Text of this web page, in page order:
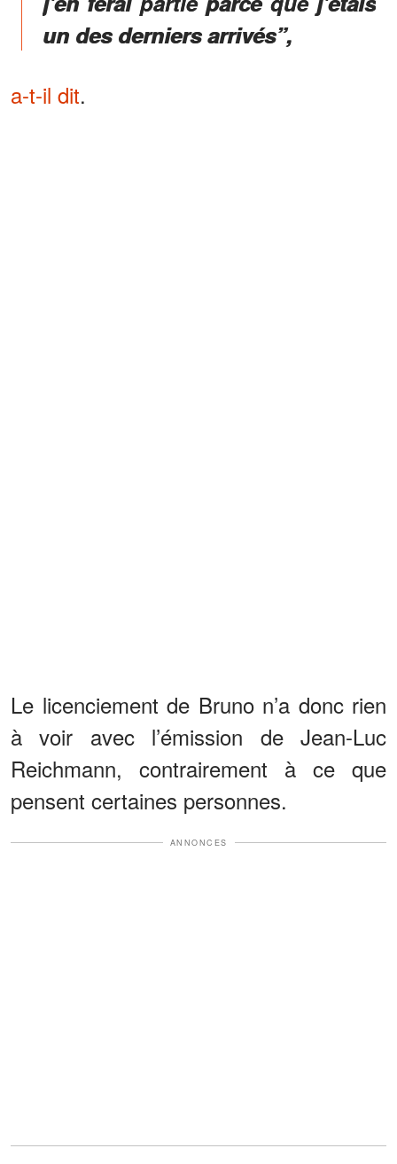
un des derniers arrivés”,
a-t-il dit.
Le licenciement de Bruno n’a donc rien
à voir avec l’émission de Jean-Luc
Reichmann, contrairement à ce que
pensent certaines personnes.
ANNONCES